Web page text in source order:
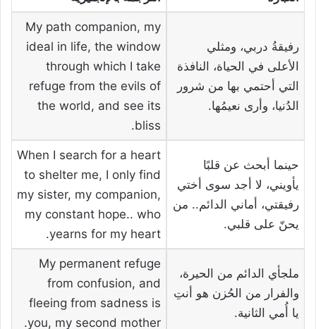
رفيقةُ دربي، ومثلي
الأعلى في الحياة، النافذة
التي أحتمي بها من شرور
الدُنيا، وأرى نعيمُها.
My path companion, my
ideal in life, the window
through which I take
refuge from the evils of
the world, and see its
bliss.
حينما أبحث عن قلبًا
يأويني، لا أجد سوى أختي
رفيقتي، أماني الدائم.. من
يحنّ على قلبي.
When I search for a heart
to shelter me, I only find
my sister, my companion,
my constant hope.. who
yearns for my heart.
ملجأي الدائم من الحيرة،
والفرار من الحُزن هو أنتِ
يا أُمي الثانية.
My permanent refuge
from confusion, and
fleeing from sadness is
you, my second mother.